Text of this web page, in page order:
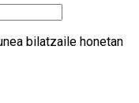
bilatzaile honetan